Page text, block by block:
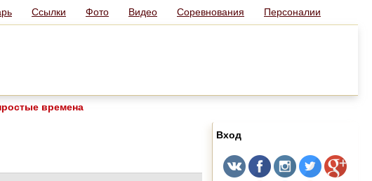
Ссылки Фото Видео Соревнования Персоналии
времена
Вход